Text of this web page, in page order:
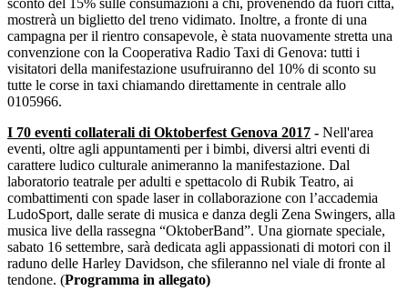
mostrerà un biglietto del treno vidimato. Inoltre, a fronte di una
campagna per il rientro consapevole, è stata nuovamente stretta una
convenzione con la Cooperativa Radio Taxi di Genova: tutti i
visitatori della manifestazione usufruiranno del 10% di sconto su
tutte le corse in taxi chiamando direttamente in centrale allo
0105966.
I 70 eventi collaterali di Oktoberfest Genova 2017 - Nell'area
eventi, oltre agli appuntamenti per i bimbi, diversi altri eventi di
carattere ludico culturale animeranno la manifestazione. Dal
laboratorio teatrale per adulti e spettacolo di Rubik Teatro, ai
combattimenti con spade laser in collaborazione con l’accademia
LudoSport, dalle serate di musica e danza degli Zena Swingers, alla
musica live della rassegna “OktoberBand”. Una giornate speciale,
sabato 16 settembre, sarà dedicata agli appassionati di motori con il
raduno delle Harley Davidson, che sfileranno nel viale di fronte al
tendone. (Programma in allegato)